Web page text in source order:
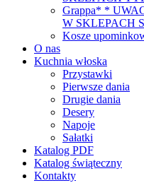
Grappa* *
W SKLEPACH
Kosze
O nas
Kuchnia włoska
Przystawki
Pierwsze dania
Drugie dania
Desery
Napoje
Sałatki
Katalog PDF
Katalog świąteczny
Kontakty